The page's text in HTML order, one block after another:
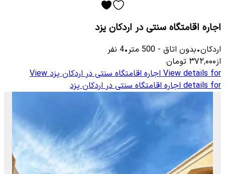
اجاره اقامتگاه سنتی در اردکان یزد
اردکان•بدون اتاق -
500 متر•
4 نفر
از۳۷۲٬۰۰۰ تومان
View details for اجاره اقامتگاه سنتی در اردکان یزدView
details for اجاره اقامتگاه سنتی در اردکان یزد